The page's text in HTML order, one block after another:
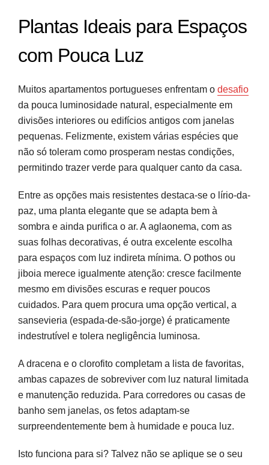
Plantas Ideais para Espaços
com Pouca Luz
Muitos apartamentos portugueses enfrentam o desafio
da pouca luminosidade natural, especialmente em
divisões interiores ou edifícios antigos com janelas
pequenas. Felizmente, existem várias espécies que
não só toleram como prosperam nestas condições,
permitindo trazer verde para qualquer canto da casa.
Entre as opções mais resistentes destaca-se o lírio-da-
paz, uma planta elegante que se adapta bem à
sombra e ainda purifica o ar. A aglaonema, com as
suas folhas decorativas, é outra excelente escolha
para espaços com luz indireta mínima. O pothos ou
jiboia merece igualmente atenção: cresce facilmente
mesmo em divisões escuras e requer poucos
cuidados. Para quem procura uma opção vertical, a
sansevieria (espada-de-são-jorge) é praticamente
indestrutível e tolera negligência luminosa.
A dracena e o clorofito completam a lista de favoritas,
ambas capazes de sobreviver com luz natural limitada
e manutenção reduzida. Para corredores ou casas de
banho sem janelas, os fetos adaptam-se
surpreendentemente bem à humidade e pouca luz.
Isto funciona para si? Talvez não se aplique se o seu